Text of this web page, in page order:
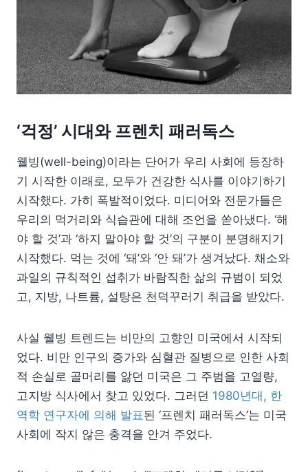
‘걱정’ 시대와 프렌치 패러독스
웰빙(well-being)이라는 단어가 우리 사회에 등장하
기 시작한 이래로, 모두가 건강한 식사를 이야기하기
시작했다. 가히 폭발적이었다. 미디어와 전문가들은
우리의 먹거리와 식습관에 대해 조언을 쏟아냈다. ‘해
야 할 것’과 ‘하지 말아야 할 것’의 구분이 분명해지기
시작했다. 먹는 것에 ‘돼’와 ‘안 돼’가 생겨났다. 채소와
과일의 규칙적인 섭취가 바람직한 삶의 규범이 되었
고, 지방, 나트륨, 설탕은 천덕꾸러기 취급을 받았다.
사실 웰빙 트렌드는 비만의 고향인 미국에서 시작되
었다. 비만 인구의 증가와 심혈관 질병으로 인한 사회
적 손실로 골머리를 앓던 미국은 그 주범을 고열량,
고지방 식사에서 찾고 있었다. 그러던 1980년대, 한
역학 연구자에 의해 발표된 ‘프렌치 패러독스’는 미국
사회에 작지 않은 충격을 안겨 주었다.